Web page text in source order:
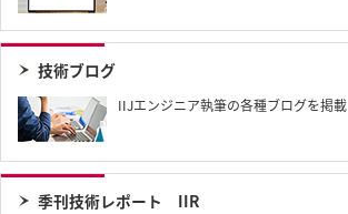
技術ブログ
IIJエンジニア執筆の各種ブログを掲載
季刊技術レポート IIR​